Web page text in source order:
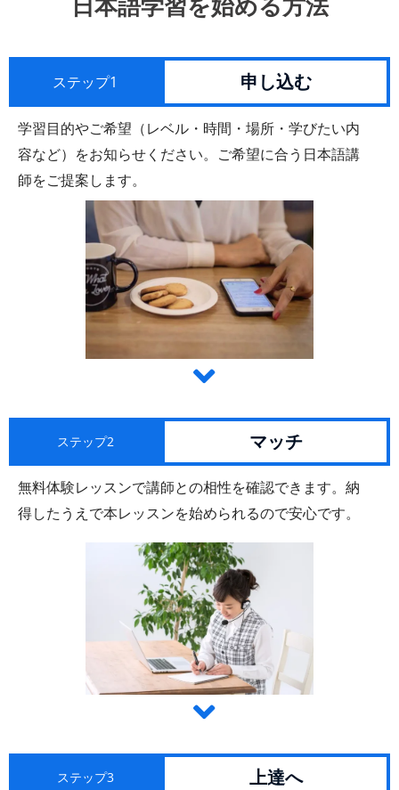
日本語学習を始める方法
ステップ1 申し込む
学習目的やご希望（レベル・時間・場所・学びたい内
容など）をお知らせください。ご希望に合う日本語講
師をご提案します。
ステップ2 マッチ
無料体験レッスンで講師との相性を確認できます。納
得したうえで本レッスンを始められるので安心です。
ステップ3 上達へ